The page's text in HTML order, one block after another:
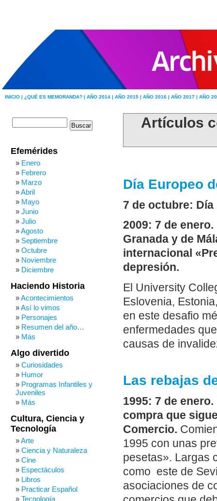
INICIO | ¿QUÉ ES MEMORANDA? | AÑO 2014 | AÑO 2015 | AÑO 2016 | AÑO 2017 | AÑO
Artículos
Día Europeo
7 de octubre:
2009: 7 de
Granada y de
internacional
depresión.
El University
Eslovenia,
en este desafio
enfermedades
causas de
Las rebajas
1995: 7 de
compra que
Comercio.
1995 con unas
pesetas». Largas
como este de
asociaciones de
Efemérides
Enero
Febrero
Marzo
Abril
Mayo
Junio
Julio
Agosto
Septiembre
Octubre
Noviembre
Diciembre
Haciendo Historia
Acontecimientos
Así lo vimos
Personajes
Resumen del año…
Más
Algo divertido
Curiosidades
Humor
Programas Infantiles y
Juveniles
Más
Cultura, Ciencia y
Tecnología
Arte
Ciencia y Naturaleza
Cine
Espectáculos
Libros
Practicar Español
Tecnología